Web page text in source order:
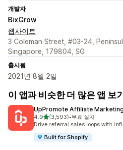
개발자
BixGrow
웹사이트
3 Coleman Street, #03-24,
Singapore, 179804, SG
출시됨
2021년 8월 2일
이 앱과 비슷한 더 많은 앱 보기
UpPromote Affiliate Marketing
4.9별 5개 중
(3,593)
총 리뷰 3593개
•무료 설치
Drive referral sales loops with
Built for Shopify